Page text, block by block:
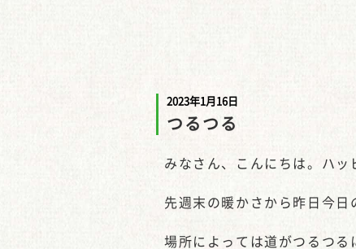
2023年1月16日
つるつる
みなさん、こんにちは。ハッ
先週末の暖かさから昨日今日
場所によっては道がつるつる